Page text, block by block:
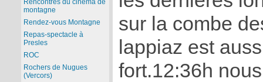
sur la combe
lappiaz est
fort.12:36h
Rencontres du cinéma de
montagne
Rendez-vous Montagne
Repas-spectacle à
Presles
ROC
Rochers de Nugues
(Vercors)